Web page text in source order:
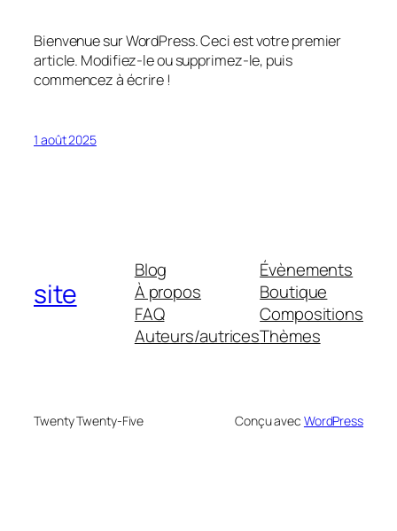
Bienvenue sur WordPress. Ceci est votre premier
article. Modifiez-le ou supprimez-le, puis
commencez à écrire !
1 août 2025
site
Blog
À propos
FAQ
Auteurs/autrices
Évènements
Boutique
Compositions
Thèmes
Twenty Twenty-Five Conçu avec WordPress